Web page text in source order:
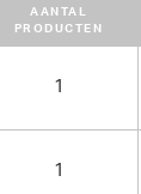
AANTAL
PRODUCTEN
1
1